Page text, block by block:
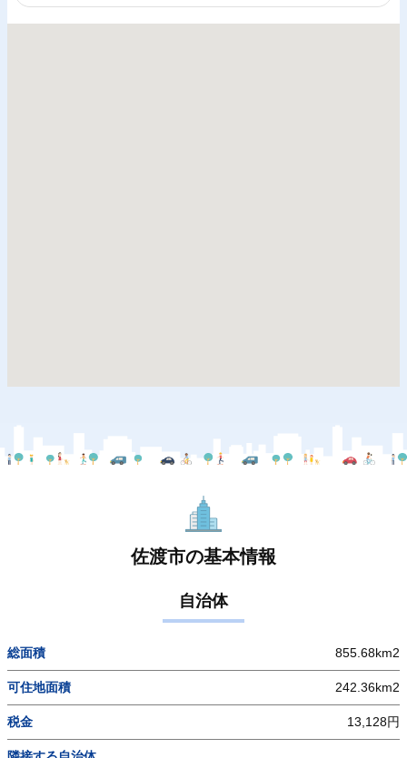
佐渡市の基本情報
自治体
総面積 855.68km2
可住地面積 242.36km2
税金 13,128円